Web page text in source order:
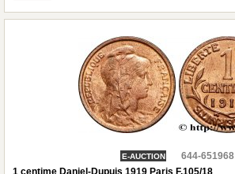
E-AUCTION
644-651968
1 centime Daniel-Dupuis 1919 Paris F.105/18